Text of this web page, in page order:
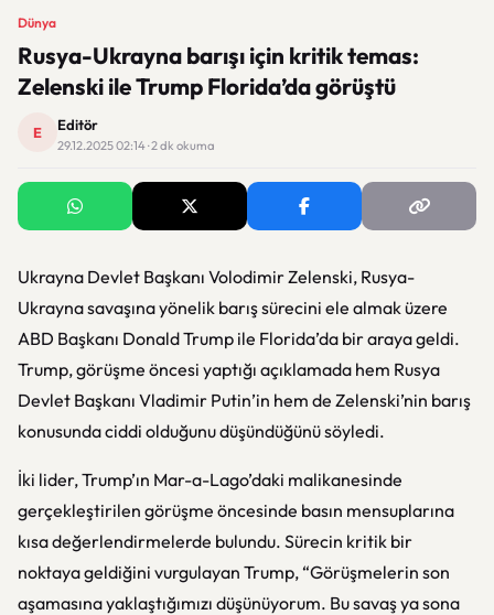
Dünya
Rusya-Ukrayna barışı için kritik temas:
Zelenski ile Trump Florida’da görüştü
E Editör
29.12.2025 02:14 · 2 dk okuma
Ukrayna Devlet Başkanı Volodimir Zelenski, Rusya-
Ukrayna savaşına yönelik barış sürecini ele almak üzere
ABD Başkanı Donald Trump ile Florida’da bir araya geldi.
Trump, görüşme öncesi yaptığı açıklamada hem Rusya
Devlet Başkanı Vladimir Putin’in hem de Zelenski’nin barış
konusunda ciddi olduğunu düşündüğünü söyledi.
İki lider, Trump’ın Mar-a-Lago’daki malikanesinde
gerçekleştirilen görüşme öncesinde basın mensuplarına
kısa değerlendirmelerde bulundu. Sürecin kritik bir
noktaya geldiğini vurgulayan Trump, “Görüşmelerin son
aşamasına yaklaştığımızı düşünüyorum. Bu savaş ya sona